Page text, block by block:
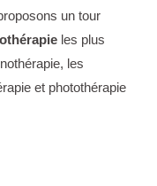
un tour
les plus
les
et photothérapie